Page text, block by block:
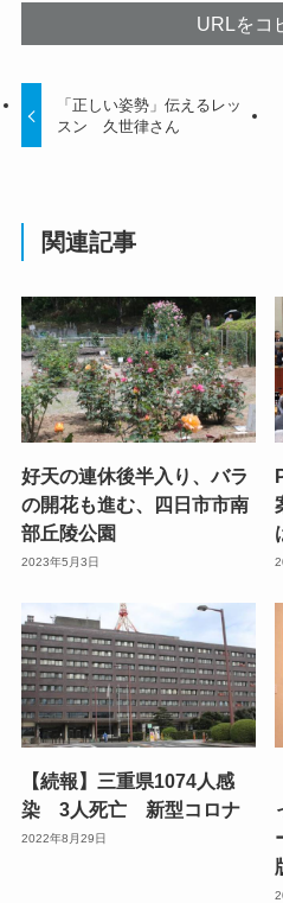
URLをコ
「正しい姿勢」伝えるレッ
スン 久世律さん
関連記事
好天の連休後半入り、バラ
の開花も進む、四日市市南
部丘陵公園
2023年5月3日
【続報】三重県1074人感
染 3人死亡 新型コロナ
2022年8月29日